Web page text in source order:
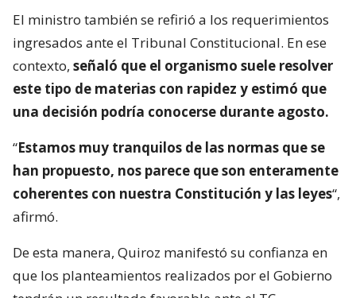
El ministro también se refirió a los requerimientos
ingresados ante el Tribunal Constitucional. En ese
contexto, señaló que el organismo suele resolver
este tipo de materias con rapidez y estimó que
una decisión podría conocerse durante agosto.
“Estamos muy tranquilos de las normas que se
han propuesto, nos parece que son enteramente
coherentes con nuestra Constitución y las leyes“,
afirmó.
De esta manera, Quiroz manifestó su confianza en
que los planteamientos realizados por el Gobierno